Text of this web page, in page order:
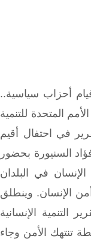
أحزاب سياسية..
المتحدة للتنمية
التقرير في احتفال أقيم
فؤاد السنيورة بحضور
في البلدان
الذي وضعه « تقرير التنمية البشرية » للعام 1994 حول أمن الإنسان. وينطلق
التنمية الإنسانية
تنتهك الأمن وجاء